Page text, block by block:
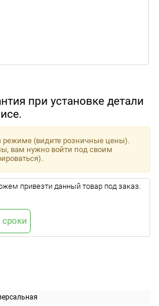
при установке детали
режиме (видите розничные цены).
вам нужно войти под своим
привезти данный товар под заказ.